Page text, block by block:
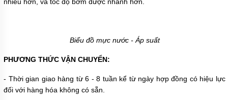
SẢN
MỚI
nhiều hơn, và tốc độ bơm được nhanh hơn.
Biểu đồ mực nước - Áp suất
PHƯƠNG THỨC VẬN CHUYỂN:
- Thời gian giao hàng từ 6 - 8 tuần kể từ ngày hợp đồng có hiệu lực
đối với hàng hóa không có sẵn.